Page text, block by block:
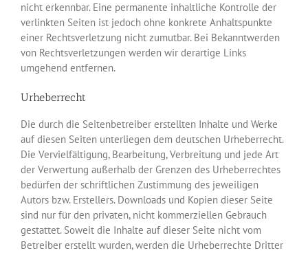
nicht erkennbar. Eine permanente inhaltliche Kontrolle der
verlinkten Seiten ist jedoch ohne konkrete Anhaltspunkte
einer Rechtsverletzung nicht zumutbar. Bei Bekanntwerden
von Rechtsverletzungen werden wir derartige Links
umgehend entfernen.
Urheberrecht
Die durch die Seitenbetreiber erstellten Inhalte und Werke
auf diesen Seiten unterliegen dem deutschen Urheberrecht.
Die Vervielfältigung, Bearbeitung, Verbreitung und jede Art
der Verwertung außerhalb der Grenzen des Urheberrechtes
bedürfen der schriftlichen Zustimmung des jeweiligen
Autors bzw. Erstellers. Downloads und Kopien dieser Seite
sind nur für den privaten, nicht kommerziellen Gebrauch
gestattet. Soweit die Inhalte auf dieser Seite nicht vom
Betreiber erstellt wurden, werden die Urheberrechte Dritter